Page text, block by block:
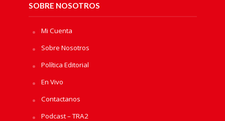
SOBRE NOSOTROS
Mi Cuenta
Sobre Nosotros
Política Editorial
En Vivo
Contactanos
Podcast – TRA2